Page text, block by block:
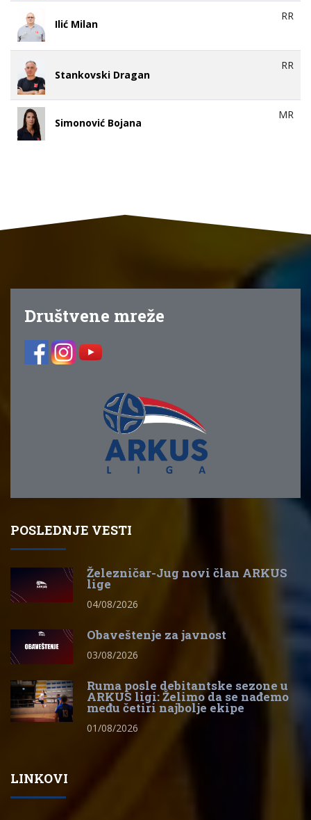
Ilić Milan
RR
Stankovski Dragan
RR
Simonović Bojana
MR
Društvene mreže
POSLEDNJE VESTI
Železničar-Jug novi član ARKUS
lige
04/08/2026
Obaveštenje za javnost
03/08/2026
Ruma posle debitantske sezone u
ARKUS ligi: Želimo da se nađemo
među četiri najbolje ekipe
01/08/2026
LINKOVI